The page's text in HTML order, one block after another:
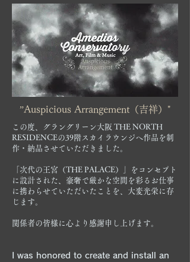
”Auspicious Arrangement（吉祥）"
この度、グラングリーン大阪 THE NORTH
RESIDENCEの39階スカイラウンジへ作品を制
作・納品させていただきました。
「次代の王宮（THE PALACE）」をコンセプト
に設計された、豪奢で厳かな空間を彩るお仕事
に携わらせていただいたことを、大変光栄に存
じます。
関係者の皆様に心より感謝申し上げます。
I was honored to create and install an